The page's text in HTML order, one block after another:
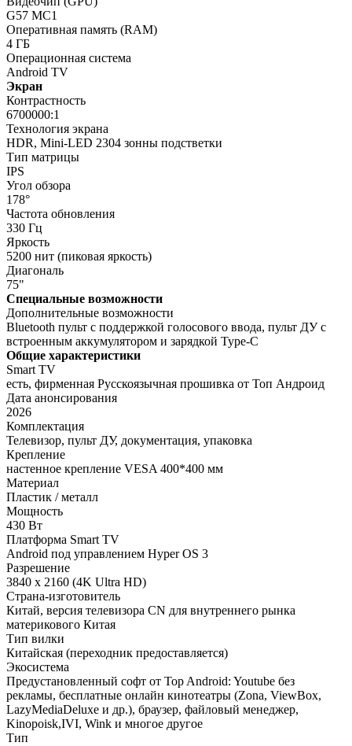
G57 MC1
Оперативная память (RAM)
4 ГБ
Операционная система
Android TV
Экран
Контрастность
6700000:1
Технология экрана
HDR, Mini-LED 2304 зонны подстветки
Тип матрицы
IPS
Угол обзора
178°
Частота обновления
330 Гц
Яркость
5200 нит (пиковая яркость)
Диагональ
75"
Специальные возможности
Дополнительные возможности
Bluetooth пульт с поддержкой голосового ввода, пульт ДУ с
встроенным аккумулятором и зарядкой Type-C
Общие характеристики
Smart TV
есть, фирменная Русскоязычная прошивка от Топ Андроид
Дата анонсирования
2026
Комплектация
Телевизор, пульт ДУ, документация, упаковка
Крепление
настенное крепление VESA 400*400 мм
Материал
Пластик / металл
Мощность
430 Вт
Платформа Smart TV
Android под управлением Hyper OS 3
Разрешение
3840 x 2160 (4K Ultra HD)
Страна-изготовитель
Китай, версия телевизора CN для внутреннего рынка
материкового Китая
Тип вилки
Китайская (переходник предоставляется)
Экосистема
Предустановленный софт от Top Android: Youtube без
рекламы, бесплатные онлайн кинотеатры (Zona, ViewBox,
LazyMediaDeluxe и др.), браузер, файловый менеджер,
Kinopoisk,IVI, Wink и многое другое
Тип